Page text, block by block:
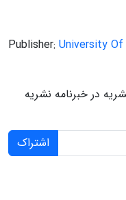
Publisher: University
در خبرنامه نشریه
اشتراک